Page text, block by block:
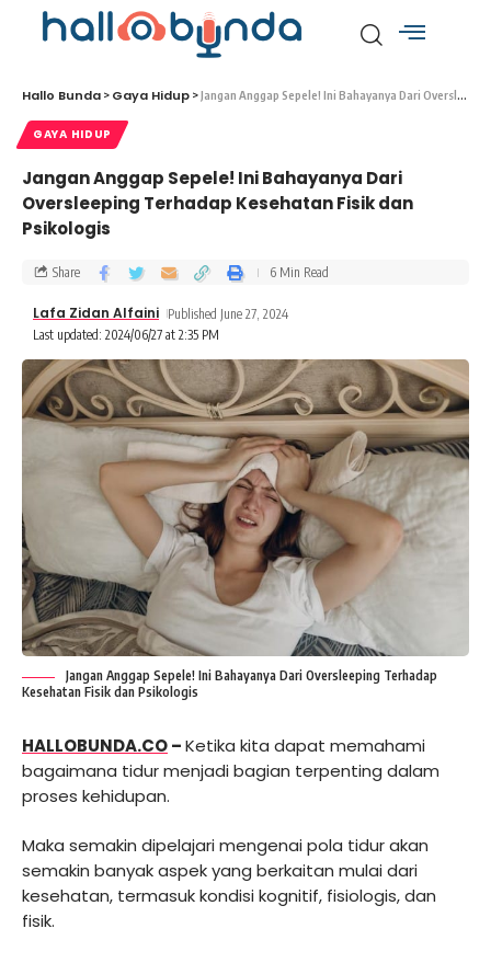
Hallo Bunda > Gaya Hidup >Jangan Anggap Sepele! Ini Bahayanya Dari Oversleeping Terhadap Kesehatan Fisik dan Psikologis
GAYA HIDUP
Jangan Anggap Sepele! Ini Bahayanya Dari
Oversleeping Terhadap Kesehatan Fisik dan
Psikologis
Last updated: 2024/06/27 at 2:35 PM
Lafa Zidan Alfaini Published June 27, 2024
Share 6 Min Read
Jangan Anggap Sepele! Ini Bahayanya Dari Oversleeping Terhadap
Kesehatan Fisik dan Psikologis
HALLOBUNDA.CO–Ketika kita dapat memahami
bagaimana tidur menjadi bagian terpenting dalam
proses kehidupan.
Maka semakin dipelajari mengenai pola tidur akan
semakin banyak aspek yang berkaitan mulai dari
kesehatan, termasuk kondisi kognitif, fisiologis, dan
fisik.